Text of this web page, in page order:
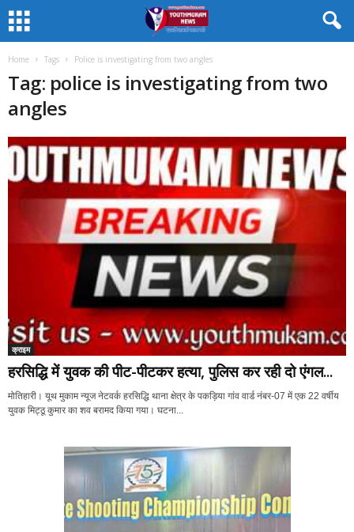
Home Tags Police is investigating from two angles
Tag: police is investigating from two
angles
क्राइम
हरसिद्धि में युवक की पीट-पीटकर हत्या, पुलिस कर रही दो एंगल...
मोतिहारी। यूथ मुकाम न्यूज नेटवर्क हरसिद्धि थाना क्षेत्र के पकड़िया गांव वार्ड नंबर-07 में एक 22 वर्षीय
युवक मिट्ठू कुमार का शव बरामद किया गया। घटना...